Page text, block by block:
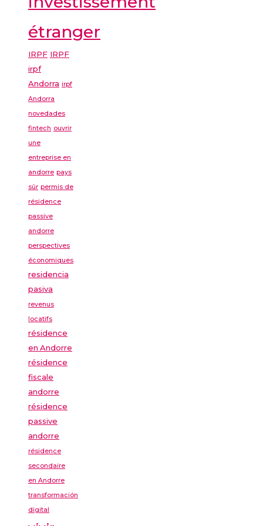
étranger
IRPF IRPF
irpf
Andorra irpf
Andorra
novedades
fintech ouvrir
une
entreprise en
andorre pays
sûr permis de
résidence
passive
andorre
perspectives
économiques
residencia
pasiva
revenus
locatifs
résidence
en Andorre
résidence
fiscale
andorre
résidence
passive
andorre
résidence
secondaire
en Andorre
transformación
digital